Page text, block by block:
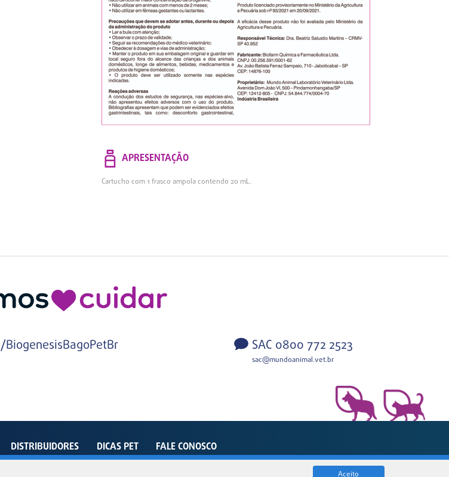
Aceito
APRESENTAÇÃO
Cartucho com 1 frasco ampola contendo 20 mL.
/BiogenesisBagoPetBr SAC 0800 772 2523
sac@mundoanimal.vet.br
DISTRIBUIDORES DICAS PET FALE CONOSCO